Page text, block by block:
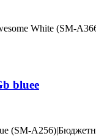
White (SM-
bluee
(SM-